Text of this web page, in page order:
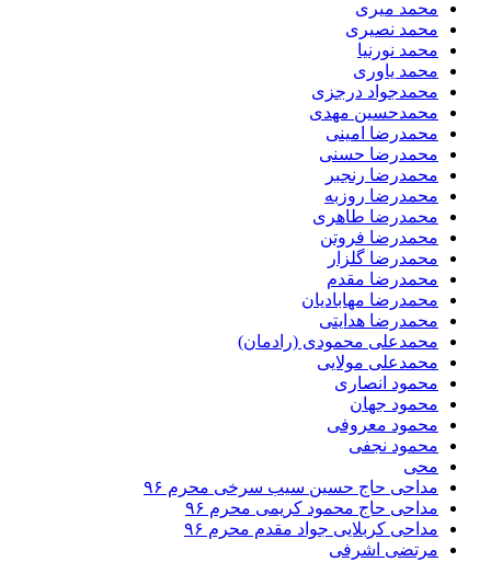
محمد میری
محمد نصیری
محمد نورنیا
محمد یاوری
محمدجواد درجزی
محمدحسین مهدی
محمدرضا امینی
محمدرضا حسنی
محمدرضا رنجبر
محمدرضا روزبه
محمدرضا طاهری
محمدرضا فروتن
محمدرضا گلزار
محمدرضا مقدم
محمدرضا مهابادیان
محمدرضا هدایتی
محمدعلی محمودی (رادمان)
محمدعلی مولایی
محمود انصاری
محمود جهان
محمود معروفی
محمود نجفی
محی
مداحی حاج حسین سیب سرخی محرم ۹۶
مداحی حاج محمود کریمی محرم ۹۶
مداحی کربلایی جواد مقدم محرم ۹۶
مرتضی اشرفی